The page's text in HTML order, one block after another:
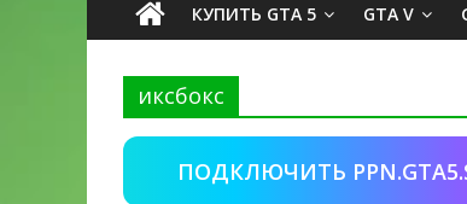
КУПИТЬ GTA 5 GTA V
иксбокс
ПОДКЛЮЧИТЬ